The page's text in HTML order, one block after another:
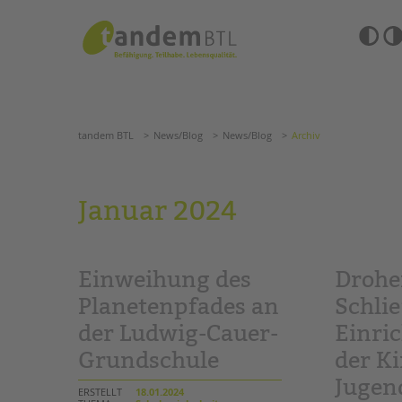
Barrierefrei-
ANGEBOTE
KITA & FRÜHE HILFEN
Grundschulen
Oberschulen
Förderzentren
Kollegs
EFöB
Schulbezogene Sozialarbeit
Tagesgruppen
BETREUTES
TANDEM BTL
Zertfikatskurse
Seminarkalender
tandem BTL News/Blog
tandem BTL News/Blog News/Blog Archiv
Januar 2024
Einweihung des
Planetenpfades an
der Ludwig-Cauer-
Grundschule
ERSTELLT
18.01.2024
der